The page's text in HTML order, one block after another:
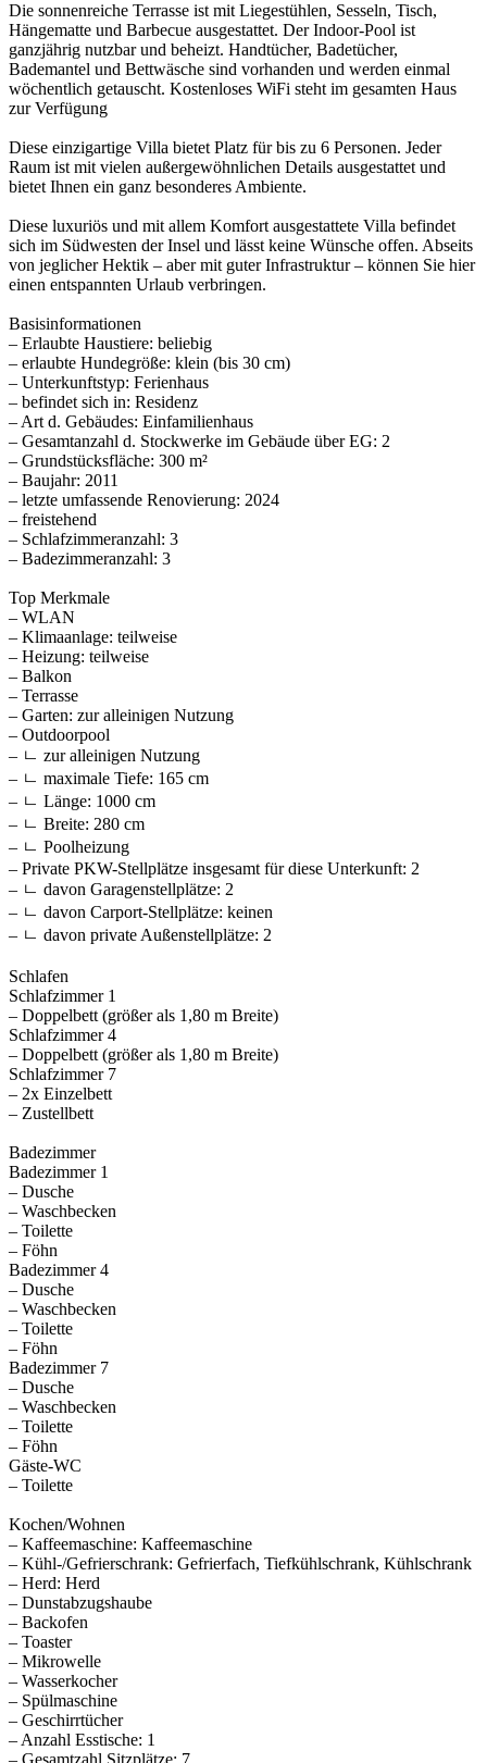
Die sonnenreiche Terrasse ist mit Liegestühlen, Sesseln, Tisch,
Hängematte und Barbecue ausgestattet. Der Indoor-Pool ist
ganzjährig nutzbar und beheizt. Handtücher, Badetücher,
Bademantel und Bettwäsche sind vorhanden und werden einmal
wöchentlich getauscht. Kostenloses WiFi steht im gesamten Haus
zur Verfügung
Diese einzigartige Villa bietet Platz für bis zu 6 Personen. Jeder
Raum ist mit vielen außergewöhnlichen Details ausgestattet und
bietet Ihnen ein ganz besonderes Ambiente.
Diese luxuriös und mit allem Komfort ausgestattete Villa befindet
sich im Südwesten der Insel und lässt keine Wünsche offen. Abseits
von jeglicher Hektik – aber mit guter Infrastruktur – können Sie hier
einen entspannten Urlaub verbringen.
Basisinformationen
– Erlaubte Haustiere: beliebig
– erlaubte Hundegröße: klein (bis 30 cm)
– Unterkunftstyp: Ferienhaus
– befindet sich in: Residenz
– Art d. Gebäudes: Einfamilienhaus
– Gesamtanzahl d. Stockwerke im Gebäude über EG: 2
– Grundstücksfläche: 300 m²
– Baujahr: 2011
– letzte umfassende Renovierung: 2024
– freistehend
– Schlafzimmeranzahl: 3
– Badezimmeranzahl: 3
Top Merkmale
– WLAN
– Klimaanlage: teilweise
– Heizung: teilweise
– Balkon
– Terrasse
– Garten: zur alleinigen Nutzung
– Outdoorpool
– ㄴ zur alleinigen Nutzung
– ㄴ maximale Tiefe: 165 cm
– ㄴ Länge: 1000 cm
– ㄴ Breite: 280 cm
– ㄴ Poolheizung
– Private PKW-Stellplätze insgesamt für diese Unterkunft: 2
– ㄴ davon Garagenstellplätze: 2
– ㄴ davon Carport-Stellplätze: keinen
– ㄴ davon private Außen­stellplätze: 2
Schlafen
Schlafzimmer 1
– Doppelbett (größer als 1,80 m Breite)
Schlafzimmer 4
– Doppelbett (größer als 1,80 m Breite)
Schlafzimmer 7
– 2x Einzelbett
– Zustellbett
Badezimmer
Badezimmer 1
– Dusche
– Waschbecken
– Toilette
– Föhn
Badezimmer 4
– Dusche
– Waschbecken
– Toilette
– Föhn
Badezimmer 7
– Dusche
– Waschbecken
– Toilette
– Föhn
Gäste-WC
– Toilette
Kochen/Wohnen
– Kaffeemaschine: Kaffeemaschine
– Kühl-/Gefrierschrank: Gefrierfach, Tiefkühlschrank, Kühlschrank
– Herd: Herd
– Dunstabzugshaube
– Backofen
– Toaster
– Mikrowelle
– Wasserkocher
– Spülmaschine
– Geschirrtücher
– Anzahl Esstische: 1